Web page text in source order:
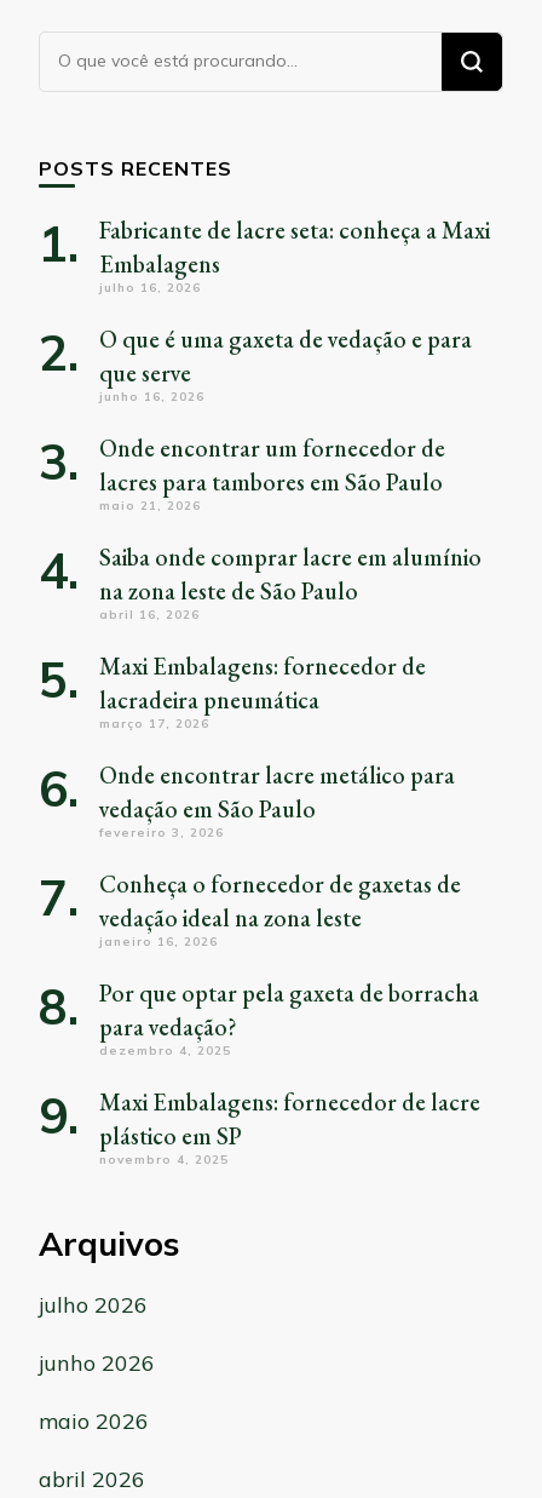
Procurando
POSTS RECENTES
Fabricante de lacre seta: conheça a Maxi
Embalagens
julho 16, 2026
O que é uma gaxeta de vedação e para
que serve
junho 16, 2026
Onde encontrar um fornecedor de
lacres para tambores em São Paulo
maio 21, 2026
Saiba onde comprar lacre em alumínio
na zona leste de São Paulo
abril 16, 2026
Maxi Embalagens: fornecedor de
lacradeira pneumática
março 17, 2026
Onde encontrar lacre metálico para
vedação em São Paulo
fevereiro 3, 2026
Conheça o fornecedor de gaxetas de
vedação ideal na zona leste
janeiro 16, 2026
Por que optar pela gaxeta de borracha
para vedação?
dezembro 4, 2025
Maxi Embalagens: fornecedor de lacre
plástico em SP
novembro 4, 2025
Arquivos
julho 2026
junho 2026
maio 2026
abril 2026